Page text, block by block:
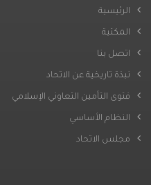
الرئيسية
المكتبة
اتصل بنا
نبذة تاريخية عن الاتحاد
فتوى التأمين التعاوني الإسلامي
النظام الأساسي
مجلس الاتحاد